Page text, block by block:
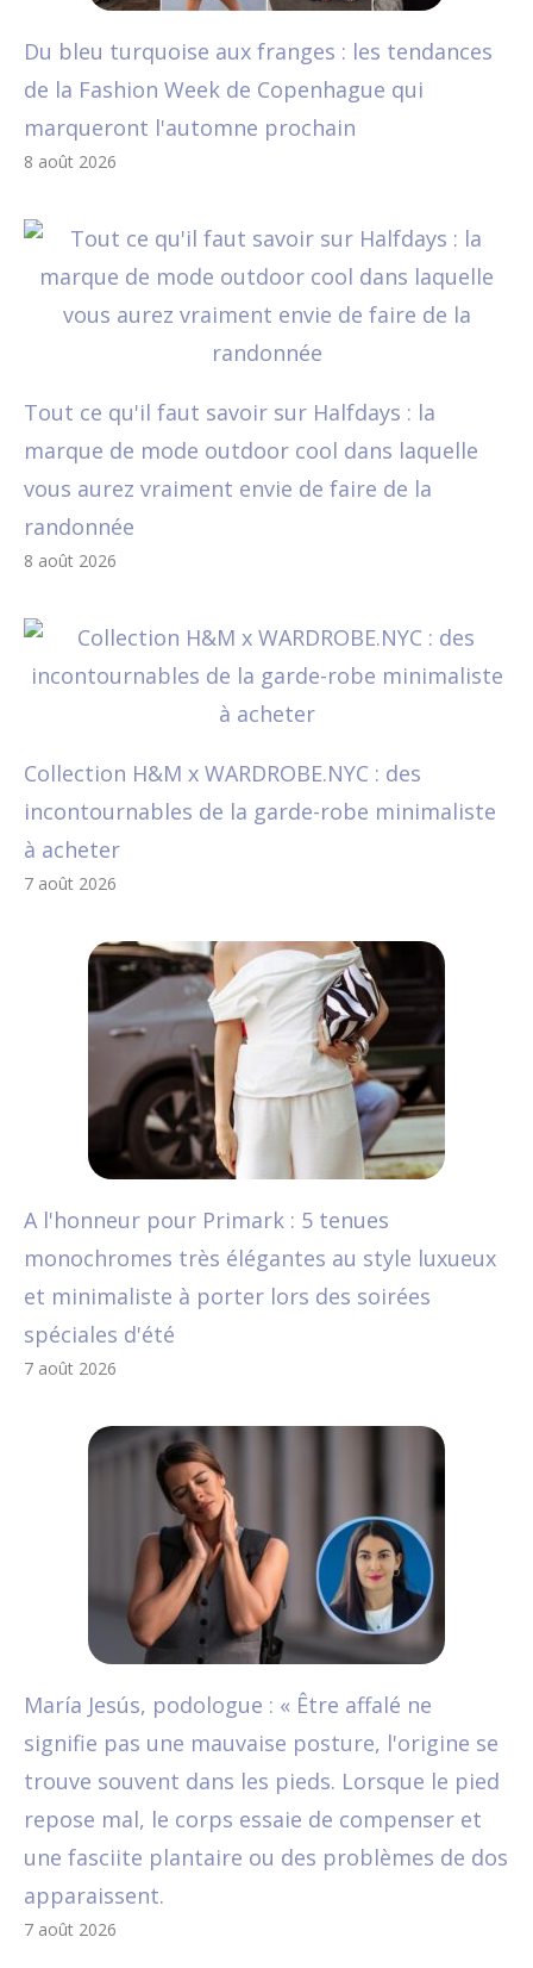
Du bleu turquoise aux franges : les tendances
de la Fashion Week de Copenhague qui
marqueront l'automne prochain
8 août 2026
Tout ce qu'il faut savoir sur Halfdays : la
marque de mode outdoor cool dans laquelle
vous aurez vraiment envie de faire de la
randonnée
8 août 2026
Collection H&M x WARDROBE.NYC : des
incontournables de la garde-robe minimaliste
à acheter
7 août 2026
A l'honneur pour Primark : 5 tenues
monochromes très élégantes au style luxueux
et minimaliste à porter lors des soirées
spéciales d'été
7 août 2026
María Jesús, podologue : « Être affalé ne
signifie pas une mauvaise posture, l'origine se
trouve souvent dans les pieds. Lorsque le pied
repose mal, le corps essaie de compenser et
une fasciite plantaire ou des problèmes de dos
apparaissent.
7 août 2026